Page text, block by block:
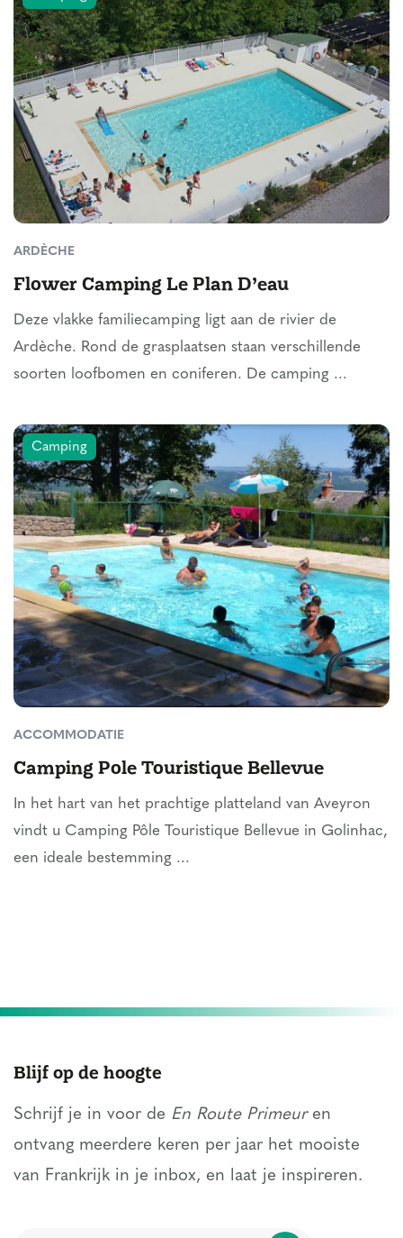
ARDÈCHE
Flower Camping Le Plan D’eau
Deze vlakke familiecamping ligt aan de rivier de
Ardèche. Rond de grasplaatsen staan verschillende
soorten loofbomen en coniferen. De camping ...
Camping
ACCOMMODATIE
Camping Pole Touristique Bellevue
In het hart van het prachtige platteland van Aveyron
vindt u Camping Pôle Touristique Bellevue in Golinhac,
een ideale bestemming ...
Blijf op de hoogte
Schrijf je in voor de En Route Primeuren
ontvang meerdere keren per jaar het mooiste
van Frankrijk in je inbox, en laat je inspireren.